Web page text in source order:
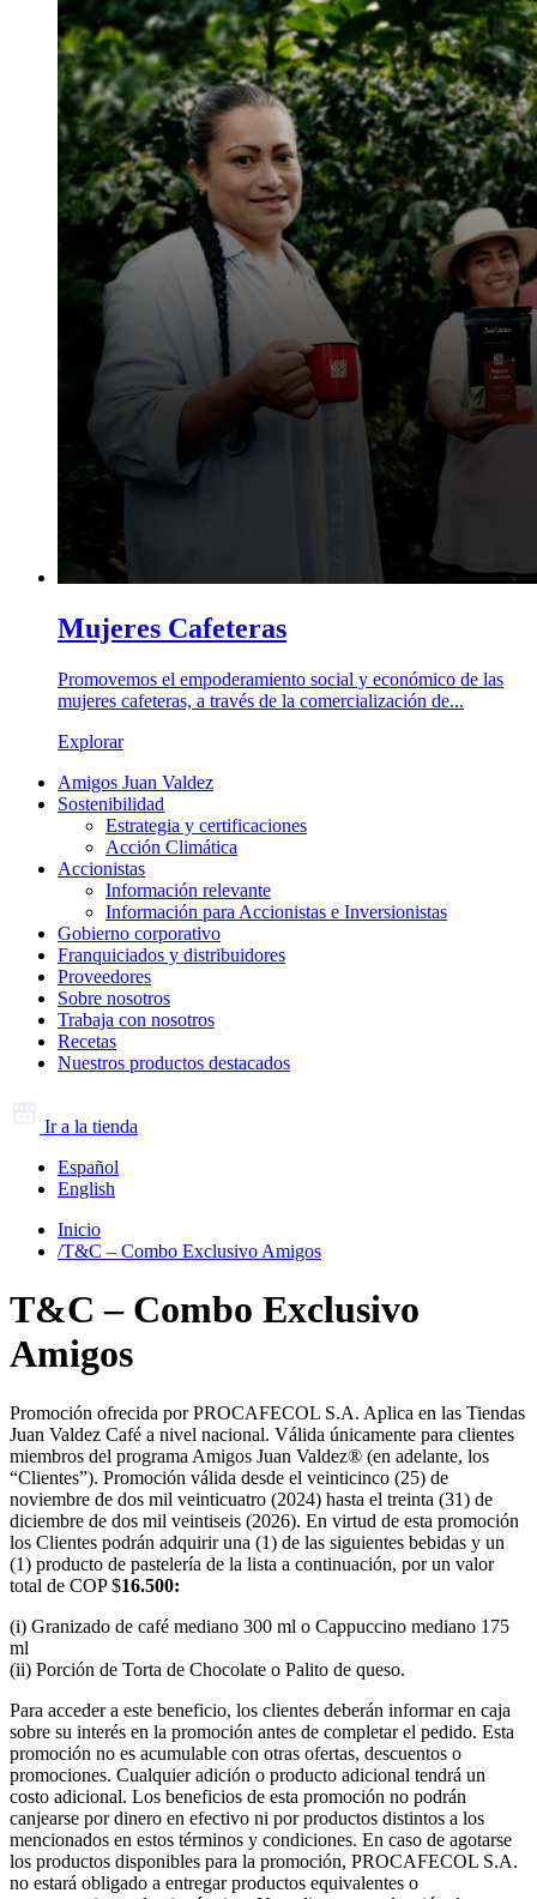
Mujeres Cafeteras
Promovemos el empoderamiento social y económico de las
mujeres cafeteras, a través de la comercialización de...
Explorar
Amigos Juan Valdez
Sostenibilidad
Estrategia y certificaciones
Acción Climática
Accionistas
Información relevante
Información para Accionistas e Inversionistas
Gobierno corporativo
Franquiciados y distribuidores
Proveedores
Sobre nosotros
Trabaja con nosotros
Recetas
Nuestros productos destacados
Ir a la tienda
Español
English
Inicio
/T&C – Combo Exclusivo Amigos
T&C – Combo Exclusivo
Amigos
Promoción ofrecida por PROCAFECOL S.A. Aplica en las Tiendas
Juan Valdez Café a nivel nacional. Válida únicamente para clientes
miembros del programa Amigos Juan Valdez® (en adelante, los
“Clientes”). Promoción válida desde el veinticinco (25) de
noviembre de dos mil veinticuatro (2024) hasta el treinta (31) de
diciembre de dos mil veintiseis (2026). En virtud de esta promoción
los Clientes podrán adquirir una (1) de las siguientes bebidas y un
(1) producto de pastelería de la lista a continuación, por un valor
total de COP $16.500:
(i) Granizado de café mediano 300 ml o Cappuccino mediano 175
ml
(ii) Porción de Torta de Chocolate o Palito de queso.
Para acceder a este beneficio, los clientes deberán informar en caja
sobre su interés en la promoción antes de completar el pedido. Esta
promoción no es acumulable con otras ofertas, descuentos o
promociones. Cualquier adición o producto adicional tendrá un
costo adicional. Los beneficios de esta promoción no podrán
canjearse por dinero en efectivo ni por productos distintos a los
mencionados en estos términos y condiciones. En caso de agotarse
los productos disponibles para la promoción, PROCAFECOL S.A.
no estará obligado a entregar productos equivalentes o